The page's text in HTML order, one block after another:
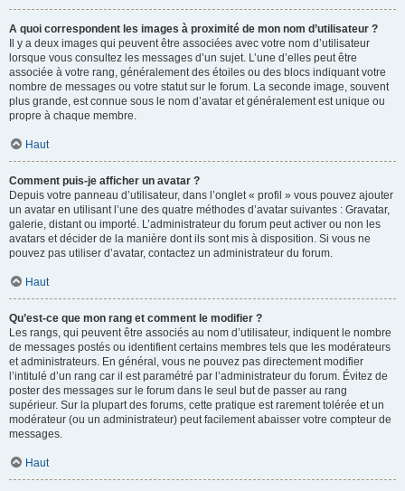
A quoi correspondent les images à proximité de mon nom d’utilisateur ?
Il y a deux images qui peuvent être associées avec votre nom d’utilisateur
lorsque vous consultez les messages d’un sujet. L’une d’elles peut être
associée à votre rang, généralement des étoiles ou des blocs indiquant votre
nombre de messages ou votre statut sur le forum. La seconde image, souvent
plus grande, est connue sous le nom d’avatar et généralement est unique ou
propre à chaque membre.
Haut
Comment puis-je afficher un avatar ?
Depuis votre panneau d’utilisateur, dans l’onglet « profil » vous pouvez ajouter
un avatar en utilisant l’une des quatre méthodes d’avatar suivantes : Gravatar,
galerie, distant ou importé. L’administrateur du forum peut activer ou non les
avatars et décider de la manière dont ils sont mis à disposition. Si vous ne
pouvez pas utiliser d’avatar, contactez un administrateur du forum.
Haut
Qu’est-ce que mon rang et comment le modifier ?
Les rangs, qui peuvent être associés au nom d’utilisateur, indiquent le nombre
de messages postés ou identifient certains membres tels que les modérateurs
et administrateurs. En général, vous ne pouvez pas directement modifier
l’intitulé d’un rang car il est paramétré par l’administrateur du forum. Évitez de
poster des messages sur le forum dans le seul but de passer au rang
supérieur. Sur la plupart des forums, cette pratique est rarement tolérée et un
modérateur (ou un administrateur) peut facilement abaisser votre compteur de
messages.
Haut